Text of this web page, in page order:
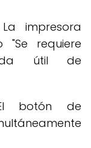
impresora
"Se requiere
útil de
botón de